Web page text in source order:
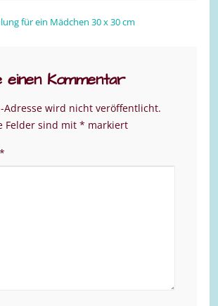
für ein Mädchen 30 x 30 cm
Kommentar
Adresse wird nicht veröffentlicht.
Felder sind mit * markiert
*